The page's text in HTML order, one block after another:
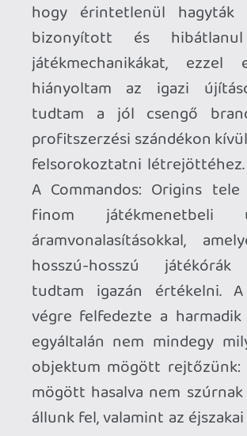
Driver: A korlátozott darabszámban
elérhető csalicigarettát már csak ő tudja
eldobni és nem tudjuk újra hasznosítani
az égő dekket.
Az ellenséget két nagy csoportra lehet
osztani: a hagyományos katonákat
könnyű bolonddá tenni, de az őröket,
mesterlövészeket, géppuskafészek-
lakókat lehetetlen elmozdítani
őrhelyükről, likvidálásuk csakis ott
lehetséges. Elszórtan a környezet által
kínált lehetőségekkel is tizedelhetjük a
germánokat, szegények mérgesen
szidják valamelyik bajtársukat, amiért az
nem rögzített jól egy magasban lógó
konténert, vagy nem szigetelt
kellőképpen egy elektromos kábelt és
ezáltal valaki életét követelte a "baleset".
Maximális osonkodással kombináltam a
veterán nehézségi szintet, azaz egyetlen
egy észlelést és riadót sem